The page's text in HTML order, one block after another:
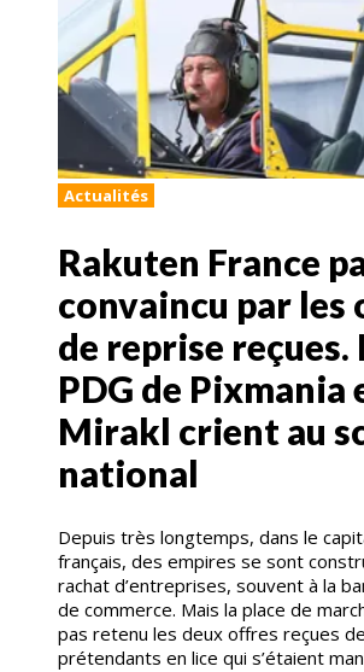
Actualités
Rakuten France
convaincu par les
de reprise reçues.
PDG de Pixmania
Mirakl crient au
national
Depuis très longtemps, dans le
français, des empires se sont
rachat d’entreprises, souvent à la
de commerce. Mais la place de
pas retenu les deux offres reçues
prétendants en lice qui s’étaient